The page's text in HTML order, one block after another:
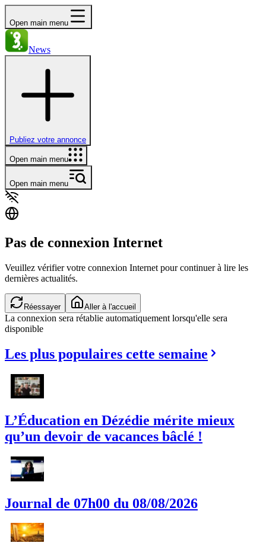
Open main menu
News
Publiez votre annonce
Open main menu
Open main menu
Pas de connexion Internet
Veuillez vérifier votre connexion Internet pour continuer à lire les
dernières actualités.
Réessayer Aller à l'accueil
La connexion sera rétablie automatiquement lorsqu'elle sera
disponible
Les plus populaires cette semaine
L’Éducation en Dézédie mérite mieux
qu’un devoir de vacances bâclé !
Journal de 07h00 du 08/08/2026